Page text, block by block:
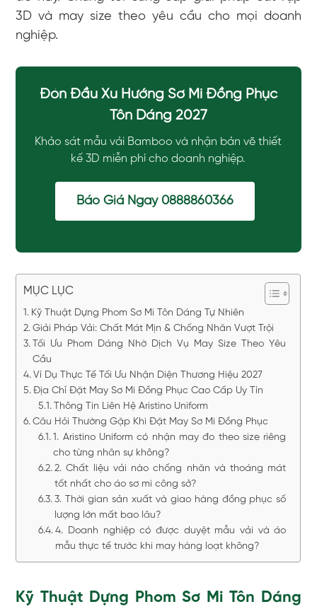
3D và may size theo yêu cầu cho mọi doanh
nghiệp.
Đón Đầu Xu Hướng Sơ Mi Đồng Phục
Tôn Dáng 2027
Khảo sát mẫu vải Bamboo và nhận bản vẽ thiết
kế 3D miễn phí cho doanh nghiệp.
Báo Giá Ngay 0888860366
MỤC LỤC
Kỹ Thuật Dựng Phom Sơ Mi Tôn Dáng Tự Nhiên
Giải Pháp Vải: Chất Mát Mịn & Chống Nhăn Vượt Trội
Tối Ưu Phom Dáng Nhờ Dịch Vụ May Size Theo Yêu
Cầu
Ví Dụ Thực Tế Tối Ưu Nhận Diện Thương Hiệu 2027
Địa Chỉ Đặt May Sơ Mi Đồng Phục Cao Cấp Uy Tín
Thông Tin Liên Hệ Aristino Uniform
Câu Hỏi Thường Gặp Khi Đặt May Sơ Mi Đồng Phục
1. Aristino Uniform có nhận may đo theo size riêng
cho từng nhân sự không?
2. Chất liệu vải nào chống nhăn và thoáng mát
tốt nhất cho áo sơ mi công sở?
3. Thời gian sản xuất và giao hàng đồng phục số
lượng lớn mất bao lâu?
4. Doanh nghiệp có được duyệt mẫu vải và áo
mẫu thực tế trước khi may hàng loạt không?
Kỹ Thuật Dựng Phom Sơ Mi Tôn Dáng